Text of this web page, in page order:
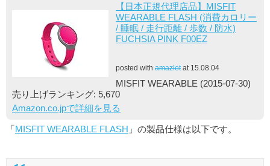
【日本正規代理店品】MISFIT
WEARABLE FLASH (消費カロリー
/ 睡眠 / 走行距離 / 歩数 / 防水)
FUCHSIA PINK F00EZ
posted with amazletat 15.08.04
MISFIT WEARABLE (2015-07-30)
売り上げランキング: 5,670
Amazon.co.jpで詳細を見る
「MISFIT WEARABLE FLASH 」の製品仕様は以下です。